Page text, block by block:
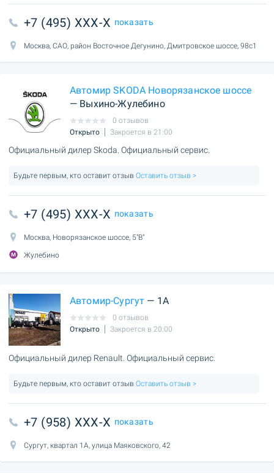
+7 (495) XXX-X показать
Москва, САО, район Восточное Дегунино, Дмитровское шоссе, 98с1
Автомир SKODA Новорязанское шоссе
— Выхино-Жулебино
0 отзывов
Открыто
Закроется в 21:00
Официальный дилер Skoda. Официальный сервис.
Будьте первым, кто оставит отзыв Оставить отзыв >
+7 (495) XXX-X показать
Москва, Новорязанское шоссе, 5"В"
Жулебино
Автомир-Сургут — 1А
0 отзывов
Открыто
Закроется в 20:00
Официальный дилер Renault. Официальный сервис.
Будьте первым, кто оставит отзыв Оставить отзыв >
+7 (958) XXX-X показать
Сургут, квартал 1А, улица Маяковского, 42